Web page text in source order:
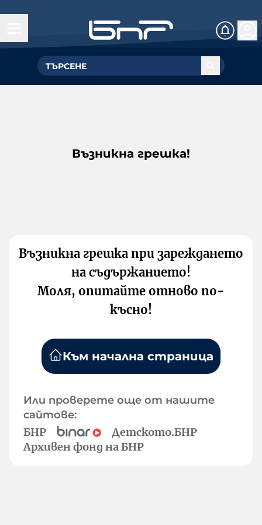
Възникна грешка!
Възникна грешка при зареждането
на съдържанието!
Моля, опитайте отново по-
късно!
Към начална страница
Или проверете още от нашите
сайтове:
БНР
Детското.БНР
Архивен фонд на БНР